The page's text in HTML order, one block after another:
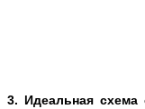
3. Идеальная